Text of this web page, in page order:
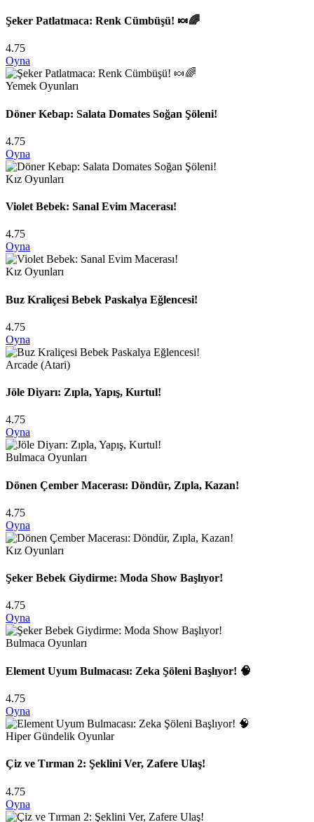
Şeker Patlatmaca: Renk Cümbüşü! 🍬🌈
4.75
Oyna
Yemek Oyunları
Döner Kebap: Salata Domates Soğan Şöleni!
4.75
Oyna
Kız Oyunları
Violet Bebek: Sanal Evim Macerası!
4.75
Oyna
Kız Oyunları
Buz Kraliçesi Bebek Paskalya Eğlencesi!
4.75
Oyna
Arcade (Atari)
Jöle Diyarı: Zıpla, Yapış, Kurtul!
4.75
Oyna
Bulmaca Oyunları
Dönen Çember Macerası: Döndür, Zıpla, Kazan!
4.75
Oyna
Kız Oyunları
Şeker Bebek Giydirme: Moda Show Başlıyor!
4.75
Oyna
Bulmaca Oyunları
Element Uyum Bulmacası: Zeka Şöleni Başlıyor! 🧠
4.75
Oyna
Hiper Gündelik Oyunlar
Çiz ve Tırman 2: Şeklini Ver, Zafere Ulaş!
4.75
Oyna